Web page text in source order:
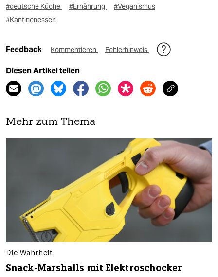
#deutsche Küche #Ernährung
#Veganismus
#Kantinenessen
Feedback Kommentieren Fehlerhinweis
Diesen Artikel teilen
Mehr zum Thema
Die Wahrheit
Snack-Marshalls mit Elektroschocker